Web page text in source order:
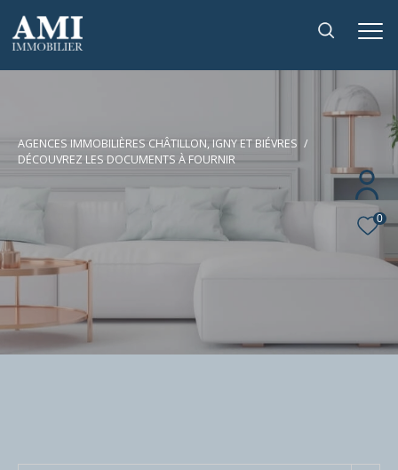
0
AGENCES IMMOBILIÈRES CHÂTILLON, IGNY ET BIÉVRES
DÉCOUVREZ LES DOCUMENTS À FOURNIR